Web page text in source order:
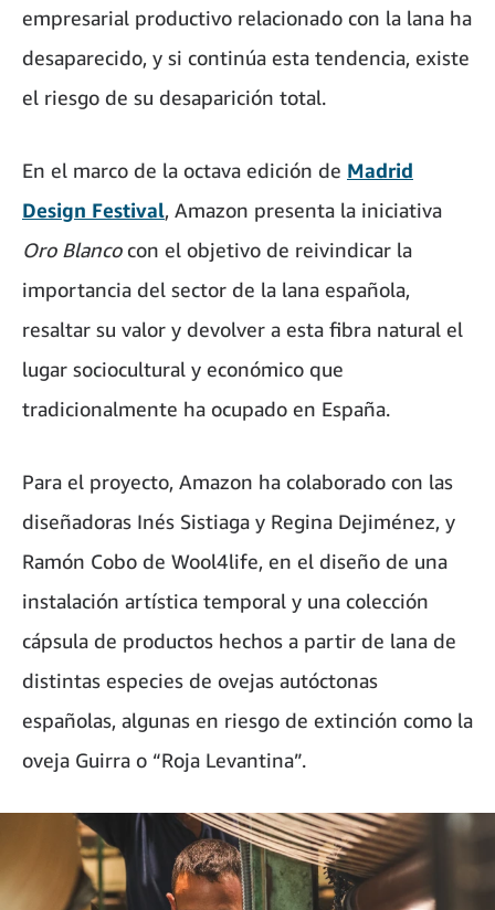
empresarial productivo relacionado con la lana ha
desaparecido, y si continúa esta tendencia, existe
el riesgo de su desaparición total.
En el marco de la octava edición de Madrid
Design Festival, Amazon presenta la iniciativa
Oro Blancocon el objetivo de reivindicar la
importancia del sector de la lana española,
resaltar su valor y devolver a esta fibra natural el
lugar sociocultural y económico que
tradicionalmente ha ocupado en España.
Para el proyecto, Amazon ha colaborado con las
diseñadoras Inés Sistiaga y Regina Dejiménez, y
Ramón Cobo de Wool4life, en el diseño de una
instalación artística temporal y una colección
cápsula de productos hechos a partir de lana de
distintas especies de ovejas autóctonas
españolas, algunas en riesgo de extinción como la
oveja Guirra o “Roja Levantina”.